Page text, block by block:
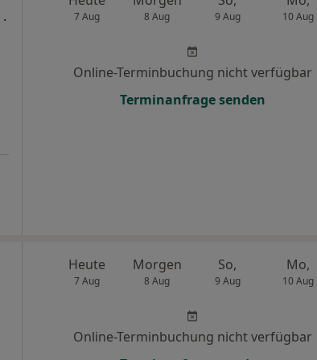
·
7 Aug 8 Aug 9 Aug 10 Aug
Online-Terminbuchung nicht verfügbar
Terminanfrage senden
Heute
7 Aug
Morgen
8 Aug
So,
9 Aug
Mo,
10 Aug
Online-Terminbuchung nicht verfügbar